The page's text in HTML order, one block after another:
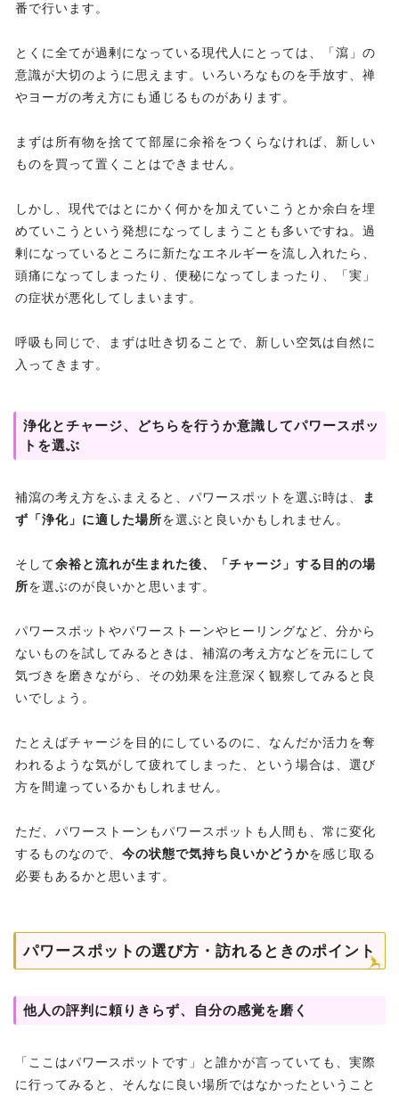
番で行います。
とくに全てが過剰になっている現代人にとっては、「瀉」の
意識が大切のように思えます。いろいろなものを手放す、禅
やヨーガの考え方にも通じるものがあります。
まずは所有物を捨てて部屋に余裕をつくらなければ、新しい
ものを買って置くことはできません。
しかし、現代ではとにかく何かを加えていこうとか余白を埋
めていこうという発想になってしまうことも多いですね。過
剰になっているところに新たなエネルギーを流し入れたら、
頭痛になってしまったり、便秘になってしまったり、「実」
の症状が悪化してしまいます。
呼吸も同じで、まずは吐き切ることで、新しい空気は自然に
入ってきます。
浄化とチャージ、どちらを行うか意識してパワースポッ
トを選ぶ
補瀉の考え方をふまえると、パワースポットを選ぶ時は、
ま
ず「浄化」に適した場所を選ぶと良いかもしれません。
そして余裕と流れが生まれた後、「チャージ」する目的の場
所を選ぶのが良いかと思います。
パワースポットやパワーストーンやヒーリングなど、分から
ないものを試してみるときは、補瀉の考え方などを元にして
気づきを磨きながら、その効果を注意深く観察してみると良
いでしょう。
たとえばチャージを目的にしているのに、なんだか活力を奪
われるような気がして疲れてしまった、という場合は、選び
方を間違っているかもしれません。
ただ、パワーストーンもパワースポットも人間も、常に変化
するものなので、 今の状態で気持ち良いかどうかを感じ取る
必要もあるかと思います。
パワースポットの選び方・訪れるときのポイント
他人の評判に頼りきらず、自分の感覚を磨く
「ここはパワースポットです」と誰かが言っていても、実際
に行ってみると、そんなに良い場所ではなかったということ